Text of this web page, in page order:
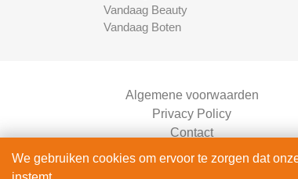
Vandaag Beauty
Vandaag Boten
Algemene voorwaarden
Privacy Policy
Contact
Bedrijven Inlog
We gebruiken cookies om ervoor te zorgen dat